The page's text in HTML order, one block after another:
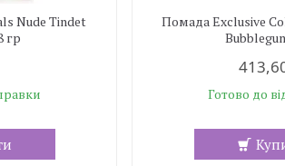
Nude Tindet
гр
Помада Exclusive
Готово до